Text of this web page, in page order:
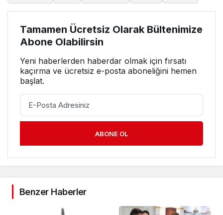
Tamamen Ücretsiz Olarak Bültenimize
Abone Olabilirsin
Yeni haberlerden haberdar olmak için fırsatı
kaçırma ve ücretsiz e-posta aboneliğini hemen
başlat.
ABONE OL
Benzer Haberler